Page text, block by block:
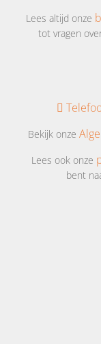
Lees altijd onze
tot vragen
Bekijk onze
Lees ook onze
bent